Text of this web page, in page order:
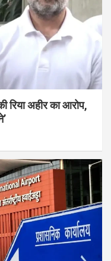
रिया अहीर का आरोप,